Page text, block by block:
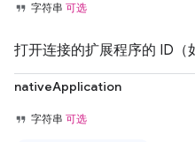
字符串 可选
打开连接的扩展程序的 ID（
nativeApplication
字符串 可选